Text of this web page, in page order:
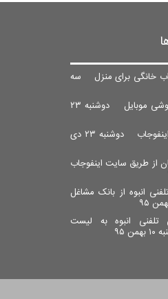
خانگی برای منزل سه
موبایل
دوشنبه ۲۳
اینفوجاب
دوشنبه ۲۳ دی
از طریق سایت اینفوجاب
انبوه از بانک مشاغل
انبوه به لیست
۹۵